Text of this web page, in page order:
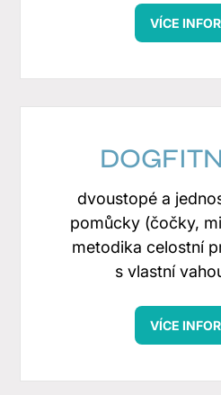
VÍCE
dvoustopé a
pomůcky (čočky,
metodika celostní
s vlastní
VÍCE